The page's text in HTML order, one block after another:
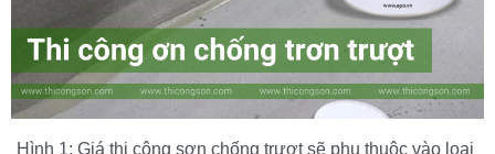
Hình 1: Giá thi công sơn chống trượt sẽ phụ thuộc vào loại